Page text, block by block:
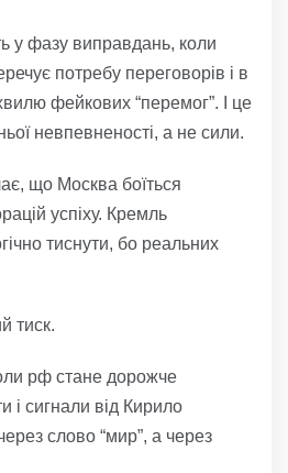
у фазу виправдань, коли
потребу переговорів і в
фейкових “перемог”. І це
невпевненості, а не сили.
що Москва боїться
успіху. Кремль
тиснути, бо реальних
тиск.
рф стане дорожче
і сигнали від Кирило
слово “мир”, а через